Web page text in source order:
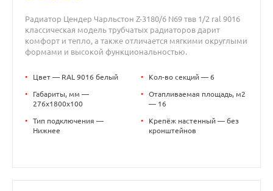
Радиатор Цендер Чарльстон Z-3180/6 N69 твв 1/2 ral 9016
классическая модель трубчатых радиаторов дарит
комфорт и тепло, а также отличается мягкими округлыми
формами и высокой функциональностью.
• Цвет — RAL 9016 белый
•
Габариты, мм —
276x1800x100
•
Тип подключения —
Нижнее
• Кол-во секций — 6
•
Отапливаемая площадь, м2
— 16
•
Крепёж настенный — без
кронштейнов